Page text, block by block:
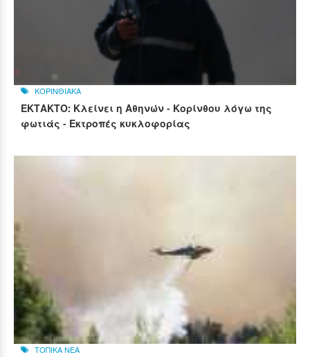
ΚΟΡΙΝΘΙΑΚΑ
ΕΚΤΑΚΤΟ: Κλείνει η Αθηνών - Κορίνθου λόγω της
φωτιάς - Εκτροπές κυκλοφορίας
ΤΟΠΙΚΑ ΝΕΑ